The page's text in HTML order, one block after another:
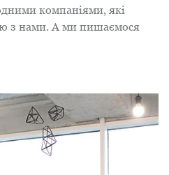
компаніями, які
з нами. А ми пишаємося